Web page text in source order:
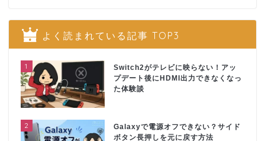
よく読まれている記事 TOP3
1
Switch2がテレビに映らない！アッ
プデート後にHDMI出力できなくなっ
た体験談
2
Galaxyで電源オフできない？サイド
ボタン長押しを元に戻す方法